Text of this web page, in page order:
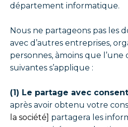
département informatique.
Nous ne partageons pas les
avec d’autres entreprises,
personnes, àmoins que l’une
suivantes s’applique :
(1) Le partage avec
après avoir obtenu votre
la société] partagera les